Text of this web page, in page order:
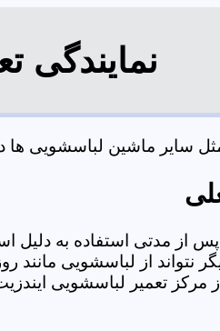
نمایندگی
سایر ماشین لباسشویی ها
مدتی استفاده به دلیل
نتواند از لباسشویی مانند
تعمیر لباسشویی